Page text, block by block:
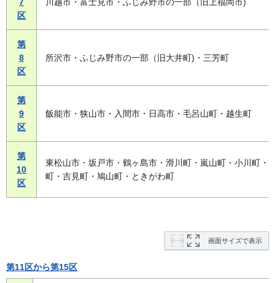
区
第
8
区
所沢市・ふじみ野市の一部（旧大井町)・三芳町
第
9
区
飯能市・狭山市・入間市・日高市・毛呂山町・越生町
第
10
区
東松山市・坂戸市・鶴ヶ島市・滑川町・嵐山町・小川町・
町・吉見町・鳩山町・ときがわ町
画面サイズで表示
第11区から第15区